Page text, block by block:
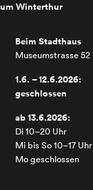
Winterthur
Beim Stadthaus
Museumstrasse 52
1.6. – 12.6.2026:
geschlossen
ab 13.6.2026:
Di 10–20 Uhr
Mi bis So 10–17 Uhr
Mo geschlossen